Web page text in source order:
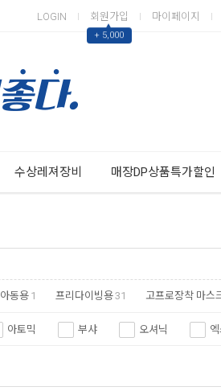
LOGIN 회원가입
▲
+ 5,000
마이페이지
수상레져장비 매장DP상품특가할인
아동용 1 프리다이빙용31 고프로장착 마스
아토믹 부샤 오셔닉